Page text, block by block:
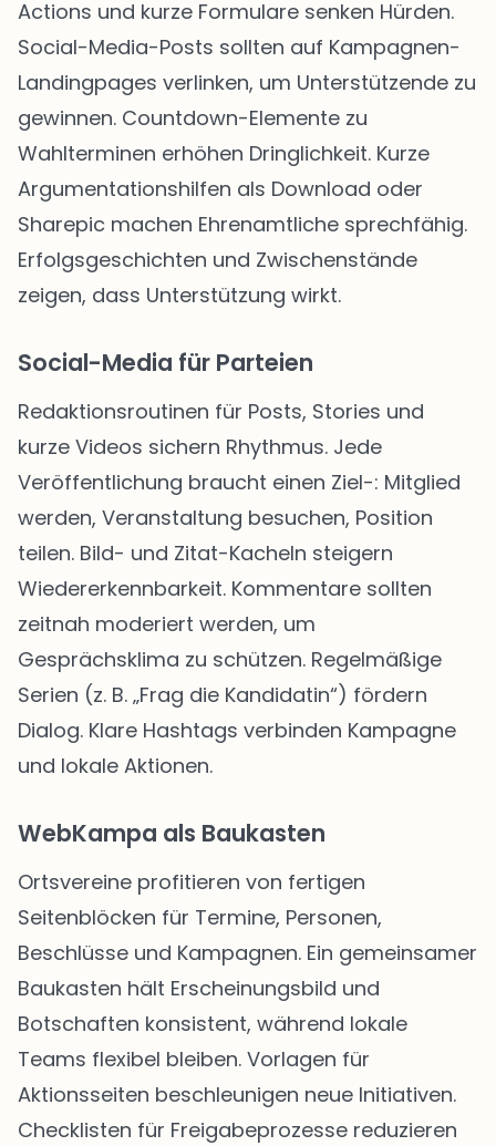
Actions und kurze Formulare senken Hürden.
Social-Media-Posts sollten auf Kampagnen-
Landingpages verlinken, um Unterstützende zu
gewinnen. Countdown-Elemente zu
Wahlterminen erhöhen Dringlichkeit. Kurze
Argumentationshilfen als Download oder
Sharepic machen Ehrenamtliche sprechfähig.
Erfolgsgeschichten und Zwischenstände
zeigen, dass Unterstützung wirkt.
Social-Media für Parteien
Redaktionsroutinen für Posts, Stories und
kurze Videos sichern Rhythmus. Jede
Veröffentlichung braucht einen Ziel-: Mitglied
werden, Veranstaltung besuchen, Position
teilen. Bild- und Zitat-Kacheln steigern
Wiedererkennbarkeit. Kommentare sollten
zeitnah moderiert werden, um
Gesprächsklima zu schützen. Regelmäßige
Serien (z. B. „Frag die Kandidatin“) fördern
Dialog. Klare Hashtags verbinden Kampagne
und lokale Aktionen.
WebKampa als Baukasten
Ortsvereine profitieren von fertigen
Seitenblöcken für Termine, Personen,
Beschlüsse und Kampagnen. Ein gemeinsamer
Baukasten hält Erscheinungsbild und
Botschaften konsistent, während lokale
Teams flexibel bleiben. Vorlagen für
Aktionsseiten beschleunigen neue Initiativen.
Checklisten für Freigabeprozesse reduzieren